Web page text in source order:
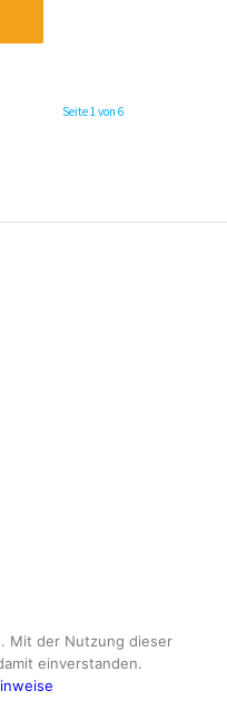
Seite 1 von 6
Mit der Nutzung dieser
einverstanden.